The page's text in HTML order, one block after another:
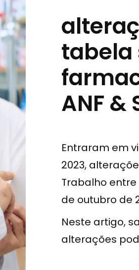
tabela
ANF &
Entraram em
2023,
Trabalho entre
de outubro de
Neste artigo,
alterações